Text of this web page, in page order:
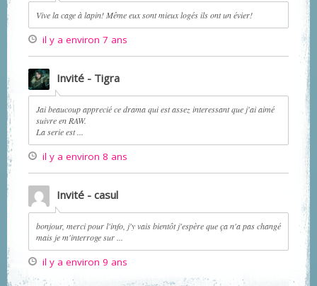
Vive la cage à lapin! Même eux sont mieux logés ils ont un évier!
il y a environ 7 ans
Invité - Tigra
Jai beaucoup apprecié ce drama qui est assez interessant que j'ai aimé
suivre en RAW.
La serie est ...
il y a environ 8 ans
Invité - casul
bonjour, merci pour l'info, j'y vais bientôt j'espère que ça n'a pas changé
mais je m'interroge sur ...
il y a environ 9 ans